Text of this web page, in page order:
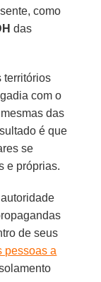
como
das
territórios
com o
das
é que
se
e próprias.
de seus
pessoas a